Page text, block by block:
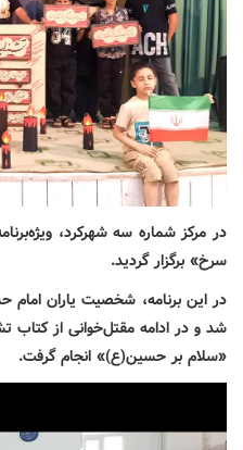
در مرکز شماره سه شهرکرد،
سرخ» برگزار گردید.
در این برنامه، شخصیت یاران امام
شد و در ادامه مقتل‌خوانی از کتاب
«سلام بر حسین(ع)» انجام گرفت.